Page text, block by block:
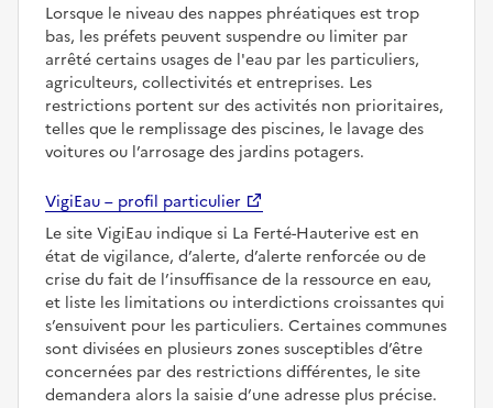
Lorsque le niveau des nappes phréatiques est trop
bas, les préfets peuvent suspendre ou limiter par
arrêté certains usages de l'eau par les particuliers,
agriculteurs, collectivités et entreprises. Les
restrictions portent sur des activités non prioritaires,
telles que le remplissage des piscines, le lavage des
voitures ou l’arrosage des jardins potagers.
VigiEau – profil particulier
Le site VigiEau indique si La Ferté-Hauterive est en
état de vigilance, d’alerte, d’alerte renforcée ou de
crise du fait de l’insuffisance de la ressource en eau,
et liste les limitations ou interdictions croissantes qui
s’ensuivent pour les particuliers. Certaines communes
sont divisées en plusieurs zones susceptibles d’être
concernées par des restrictions différentes, le site
demandera alors la saisie d’une adresse plus précise.